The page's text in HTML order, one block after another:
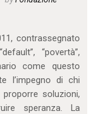
contrassegnato
“povertà”,
come questo
l’impegno di chi
soluzioni,
speranza. La